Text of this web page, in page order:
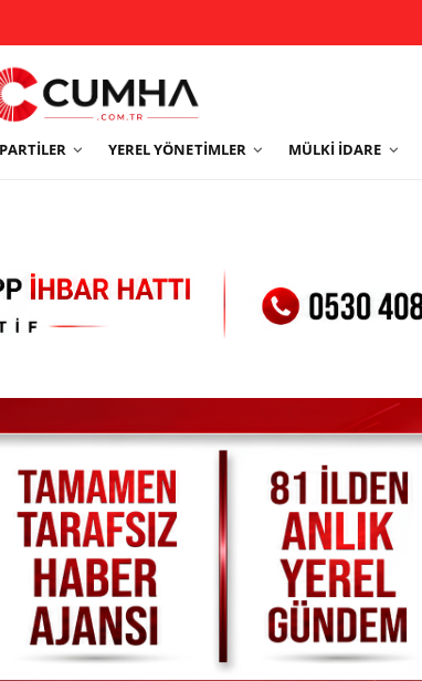
YEREL YÖNETIMLER MÜLKI İDARE